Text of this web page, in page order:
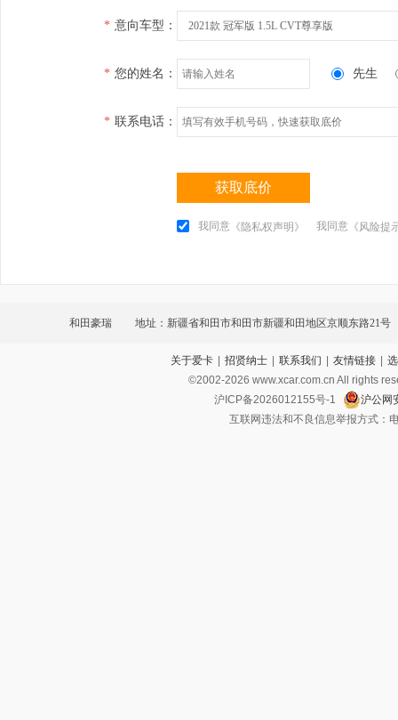
* 意向车型： 2021款 冠军版 1.5L CVT尊享版
* 您的姓名： 先生
* 联系电话：
获取底价
我同意 《隐私权声明》 我同意 《风险提
和田豪瑞 地址：新疆省和田市和田市新疆和田地区京顺东路21号
关于爱卡 | 招贤纳士 | 联系我们 | 友情链接 |
©2002-2026 www.xcar.com.cn All rights
沪ICP备2026012155号-1
沪公网
互联网违法和不良信息举报方式：